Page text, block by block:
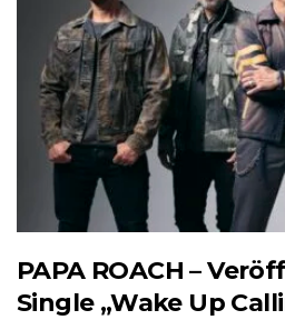
PAPA ROACH –
Single „Wake Up